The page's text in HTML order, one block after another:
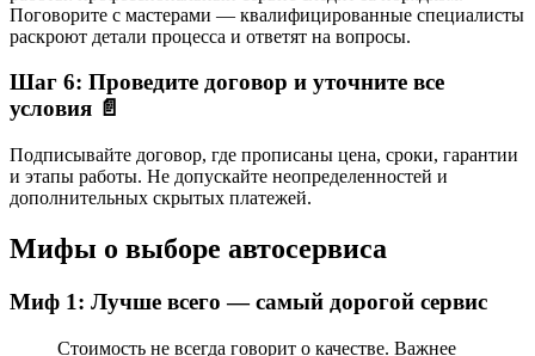
Поговорите с мастерами — квалифицированные специалисты
раскроют детали процесса и ответят на вопросы.
Шаг 6: Проведите договор и уточните все
условия 📄
Подписывайте договор, где прописаны цена, сроки, гарантии
и этапы работы. Не допускайте неопределенностей и
дополнительных скрытых платежей.
Мифы о выборе автосервиса
Миф 1: Лучше всего — самый дорогой сервис
Стоимость не всегда говорит о качестве. Важнее